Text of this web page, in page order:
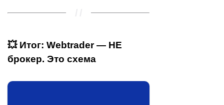
💥 Итог: Webtrader — НЕ
брокер. Это схема